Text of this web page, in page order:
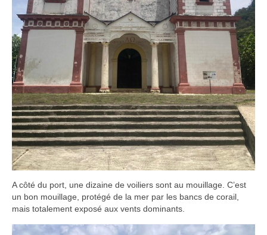
A côté du port, une dizaine de voiliers sont au mouillage. C’est
un bon mouillage, protégé de la mer par les bancs de corail,
mais totalement exposé aux vents dominants.